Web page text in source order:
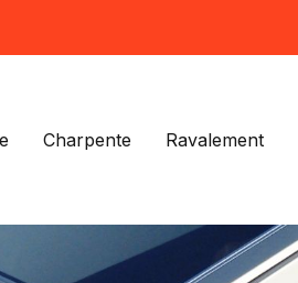
Charpente Ravalement